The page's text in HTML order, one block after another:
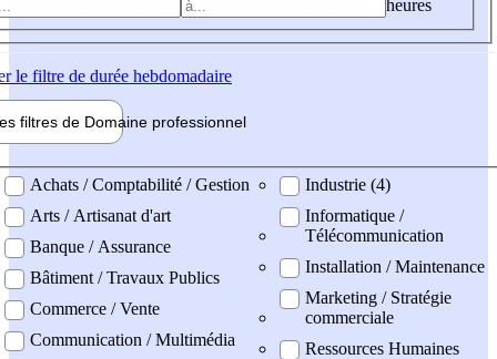
heures
le filtre de durée hebdomadaire
filtres de Domaine professionnel
professionel
Achats / Comptabilité / Gestion
Arts / Artisanat d'art
Banque / Assurance
Bâtiment / Travaux Publics
Commerce / Vente
Communication / Multimédia
Industrie (4)
Informatique /
Télécommunication
Installation / Maintenance
Marketing / Stratégie
commerciale
Ressources Humaines